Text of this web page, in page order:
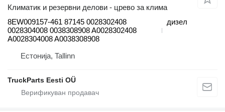
Климатик и резервни делови - црево за клима
8EW009157-461 87145 0028302408
0028304008 0038308908 A0028302408
A0028304008 A0038308908
дизел
Естонија, Tallinn
TruckParts Eesti OÜ